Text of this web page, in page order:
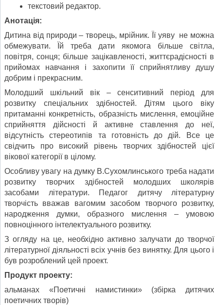
текстовий редактор.
Анотація:
Дитина від природи – творець, мрійник. Її уяву не можна
обмежувати. Їй треба дати якомога більше світла,
повітря, сонця; більше зацікавленості, життєрадісності в
прийомах навчання і захопити її сприйнятливу душу
добрим і прекрасним.
Молодший шкільний вік – сенситивний період для
розвитку спеціальних здібностей. Дітям цього віку
притаманні конкретність, образність мислення, емоційне
сприйняття дійсності й активне ставлення до неї,
відсутність стереотипів та готовність до дій. Все це
свідчить про високий рівень творчих здібностей цієї
вікової категорії в цілому.
Особливу увагу на думку В.Сухомлинського треба надати
розвитку творчих здібностей молодших школярів
засобами літератури. Педагог дитячу літературну
творчість вважав вагомим засобом творчого розвитку,
народження думки, образного мислення – умовою
повноцінного інтелектуального розвитку.
З огляду на це, необхідно активно залучати до творчої
літературної діяльності всіх учнів без винятку. Для цього і
був розроблений цей проект.
Продукт проекту:
альманах «Поетичні намистинки» (збірка дитячих
поетичних творів)